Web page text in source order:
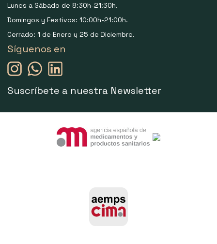
Lunes a Sábado de 8:30h-21:30h.
Domingos y Festivos: 10:00h-21:00h.
Cerrado: 1 de Enero y 25 de Diciembre.
Síguenos en
Suscríbete a nuestra Newsletter